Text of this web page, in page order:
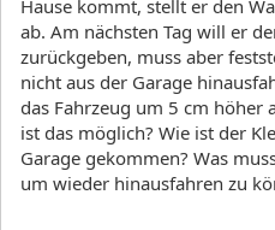
Hause kommt, stellt er den
ab. Am nächsten Tag will er
zurückgeben, muss aber
nicht aus der Garage
das Fahrzeug um 5 cm höher
ist das möglich? Wie ist der
Garage gekommen? Was
um wieder hinausfahren zu